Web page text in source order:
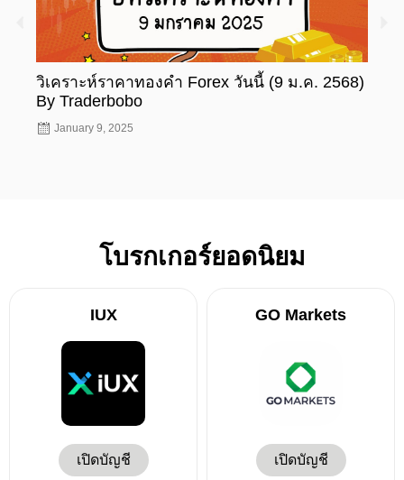
วิเคราะห์ราคาทองคำ Forex วันนี้ (9 ม.ค. 2568)
By Traderbobo
January 9, 2025
โบรกเกอร์ยอดนิยม
IUX
เปิดบัญชี
GO Markets
เปิดบัญชี